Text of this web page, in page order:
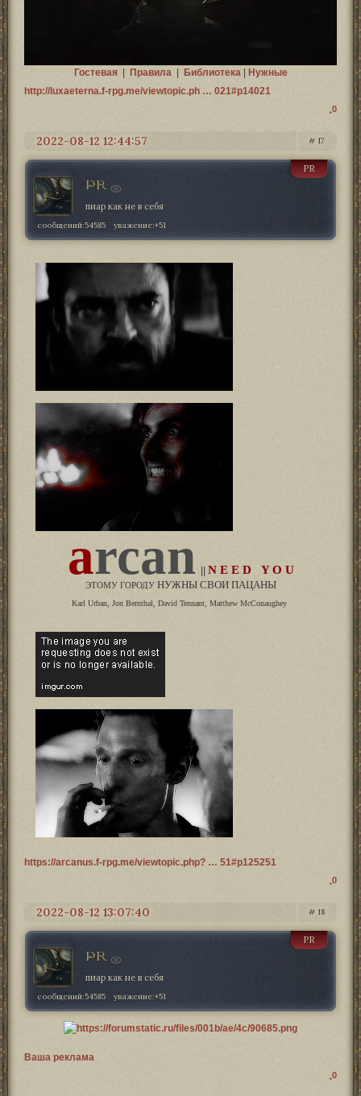
Гостевая Правила| Библиотека|
Нужные
http://luxaeterna.f-rpg.me/viewtopic.ph … 021#p14021
0
17
2022-08-12 12:44:57
PR
PR
пиар как не в себя
сообщений:54585 уважение:+51
arcan|| N E E D Y O U
ЭТОМУ ГОРОДУ НУЖНЫ СВОИ ПАЦАНЫ
Karl Urban, Jon Bernthal, David Tennant, Matthew McConaughey
https://arcanus.f-rpg.me/viewtopic.php? … 51#p125251
0
18
2022-08-12 13:07:40
PR
PR
пиар как не в себя
сообщений:54585 уважение:+51
Ваша реклама
0